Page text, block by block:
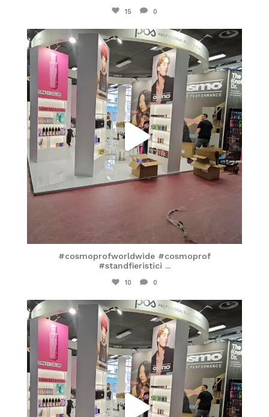
15 0
itaprosrl
Mar 25
#cosmoprofworldwide #cosmoprof
#standfieristici ...
10 0
itaprosrl
Mar 25